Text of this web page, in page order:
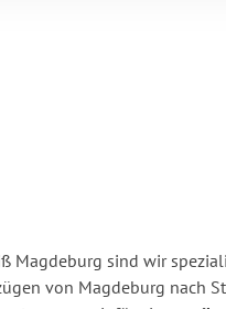
Magdeburg sind wir
von Magdeburg nach